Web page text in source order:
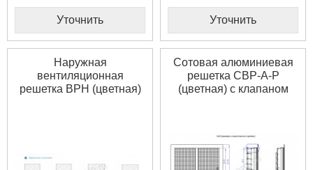
Уточнить Уточнить
Наружная
вентиляционная
решетка ВРН (цветная)
Сотовая алюминиевая
решетка СВР-А-Р
(цветная) с клапаном